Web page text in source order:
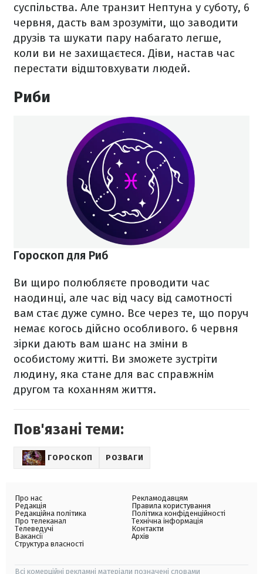
суспільства. Але транзит Нептуна у суботу, 6
червня, дасть вам зрозуміти, що заводити
друзів та шукати пару набагато легше,
коли ви не захищаєтеся. Діви, настав час
перестати відштовхувати людей.
Риби
Гороскоп для Риб
Ви щиро полюбляєте проводити час
наодинці, але час від часу від самотності
вам стає дуже сумно. Все через те, що поруч
немає когось дійсно особливого. 6 червня
зірки дають вам шанс на зміни в
особистому житті. Ви зможете зустріти
людину, яка стане для вас справжнім
другом та коханням життя.
Пов'язані теми:
ГОРОСКОП РОЗВАГИ
Про нас
Редакція
Редакційна політика
Про телеканал
Телеведучі
Вакансії
Структура власності
Рекламодавцям
Правила користування
Політика конфіденційності
Технічна інформація
Контакти
Архів
Всі комерційні рекламні матеріали позначені словами